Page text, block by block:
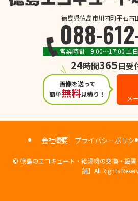
徳島県徳島市川内町平石古
088-
営業時間 9:00～17:00 土日
24時間365日受
画像を送って
簡単無料見積り！ メ
会社概要 プライバシーポリシ
© 徳島のエコキュート・給湯機の交換・設
舗】All Rights